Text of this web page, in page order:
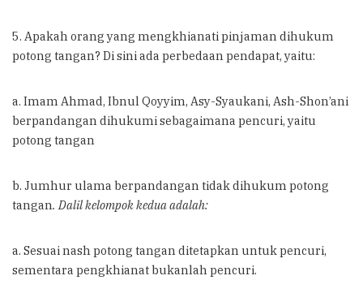
5. Apakah orang yang mengkhianati pinjaman dihukum
potong tangan? Di sini ada perbedaan pendapat, yaitu:
a. Imam Ahmad, Ibnul Qoyyim, Asy-Syaukani, Ash-Shon’ani
berpandangan dihukumi sebagaimana pencuri, yaitu
potong tangan
b. Jumhur ulama berpandangan tidak dihukum potong
tangan. Dalil kelompok kedua adalah:
a. Sesuai nash potong tangan ditetapkan untuk pencuri,
sementara pengkhianat bukanlah pencuri.